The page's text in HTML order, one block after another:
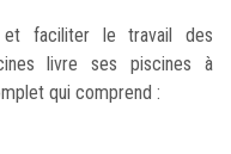
et faciliter le travail des
livre ses piscines à
qui comprend :